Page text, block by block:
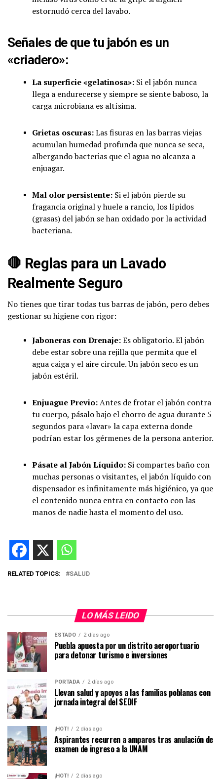
estornudó cerca del lavabo.
Señales de que tu jabón es un
«criadero»:
La superficie «gelatinosa»: Si el jabón nunca
llega a endurecerse y siempre se siente baboso, la
carga microbiana es altísima.
Grietas oscuras:Las fisuras en las barras viejas
acumulan humedad profunda que nunca se seca,
albergando bacterias que el agua no alcanza a
enjuagar.
Mal olor persistente: Si el jabón pierde su
fragancia original y huele a rancio, los lípidos
(grasas) del jabón se han oxidado por la actividad
bacteriana.
🛑 Reglas para un Lavado
Realmente Seguro
No tienes que tirar todas tus barras de jabón, pero debes
gestionar su higiene con rigor:
Jaboneras con Drenaje:Es obligatorio. El jabón
debe estar sobre una rejilla que permita que el
agua caiga y el aire circule. Un jabón seco es un
jabón estéril.
Enjuague Previo:Antes de frotar el jabón contra
tu cuerpo, pásalo bajo el chorro de agua durante 5
segundos para «lavar» la capa externa donde
podrían estar los gérmenes de la persona anterior.
Pásate al Jabón Líquido: Si compartes baño con
muchas personas o visitantes, el jabón líquido con
dispensador es infinitamente más higiénico, ya que
el contenido nunca entra en contacto con las
manos de nadie hasta el momento del uso.
RELATED TOPICS: SALUD
LO MÁS LEIDO
ESTADO 2 días ago
Puebla apuesta por un distrito aeroportuario
para detonar turismo e inversiones
PORTADA 2 días ago
Llevan salud y apoyos a las familias poblanas con
jornada integral del SEDIF
¡HOT! 2 días ago
Aspirantes recurren a amparos tras anulación de
examen de ingreso a la UNAM
¡HOT! 2 días ago